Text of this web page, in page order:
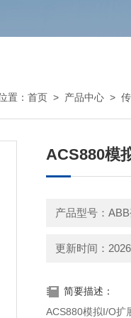
置： 首页 > 产品中心 >
ACS880模
产品型号：
更新时间：
简要描述：
ACS880模拟I/O扩展模块 FAIO-01 HTL脉冲编码器接口模